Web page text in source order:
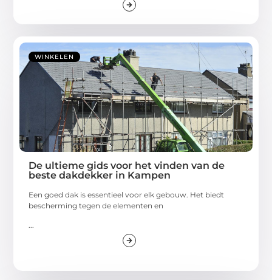
WINKELEN
De ultieme gids voor het vinden van de
beste dakdekker in Kampen
Een goed dak is essentieel voor elk gebouw. Het biedt
bescherming tegen de elementen en
...